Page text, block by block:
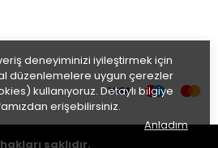
deneyiminizi iyileştirmek için
düzenlemelere uygun çerezler
kullanıyoruz. Detaylı bilgiye
erişebilirsiniz.
Anladım
saklıdır.